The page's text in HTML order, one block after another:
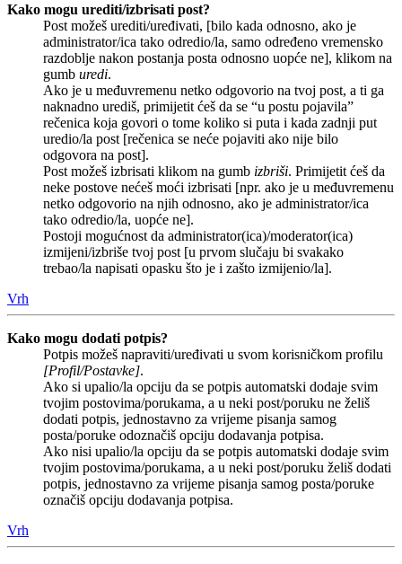
Kako mogu urediti/izbrisati post?
Post možeš urediti/uređivati, [bilo kada odnosno, ako je
administrator/ica tako odredio/la, samo određeno vremensko
razdoblje nakon postanja posta odnosno uopće ne], klikom na
gumb uredi.
Ako je u međuvremenu netko odgovorio na tvoj post, a ti ga
naknadno urediš, primijetit ćeš da se “u postu pojavila”
rečenica koja govori o tome koliko si puta i kada zadnji put
uredio/la post [rečenica se neće pojaviti ako nije bilo
odgovora na post].
Post možeš izbrisati klikom na gumb izbriši. Primijetit ćeš da
neke postove nećeš moći izbrisati [npr. ako je u međuvremenu
netko odgovorio na njih odnosno, ako je administrator/ica
tako odredio/la, uopće ne].
Postoji mogućnost da administrator(ica)/moderator(ica)
izmijeni/izbriše tvoj post [u prvom slučaju bi svakako
trebao/la napisati opasku što je i zašto izmijenio/la].
Vrh
Kako mogu dodati potpis?
Potpis možeš napraviti/uređivati u svom korisničkom profilu
[Profil/Postavke].
Ako si upalio/la opciju da se potpis automatski dodaje svim
tvojim postovima/porukama, a u neki post/poruku ne želiš
dodati potpis, jednostavno za vrijeme pisanja samog
posta/poruke odoznačiš opciju dodavanja potpisa.
Ako nisi upalio/la opciju da se potpis automatski dodaje svim
tvojim postovima/porukama, a u neki post/poruku želiš dodati
potpis, jednostavno za vrijeme pisanja samog posta/poruke
označiš opciju dodavanja potpisa.
Vrh